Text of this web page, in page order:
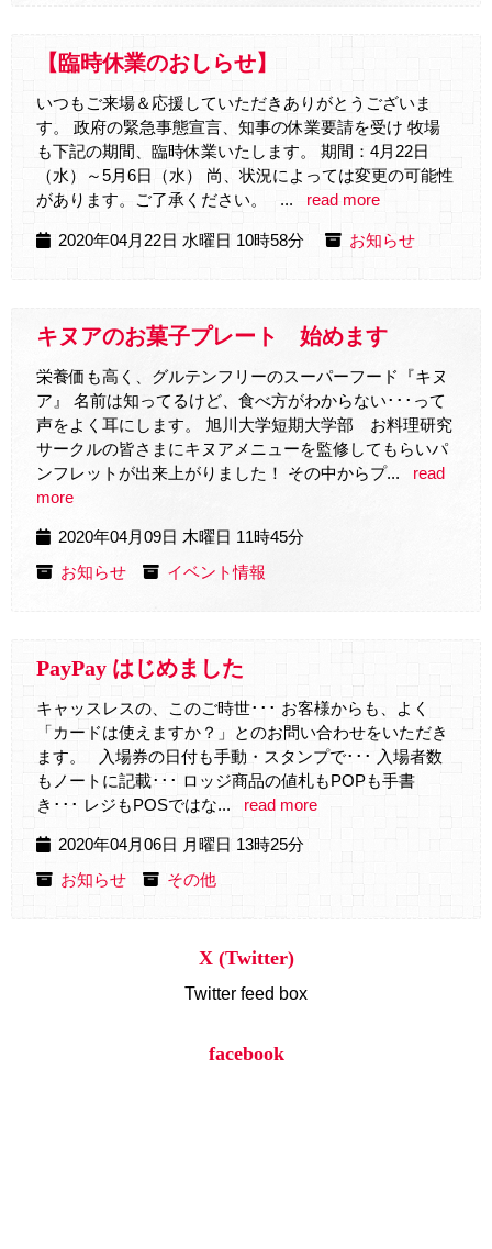
【臨時休業のおしらせ】
いつもご来場＆応援していただきありがとうございま
す。 政府の緊急事態宣言、知事の休業要請を受け 牧場
も下記の期間、臨時休業いたします。 期間：4月22日
（水）～5月6日（水） 尚、状況によっては変更の可能性
があります。ご了承ください。 ...
read more
2020年04月22日 水曜日 10時58分 お知らせ
キヌアのお菓子プレート 始めます
栄養価も高く、グルテンフリーのスーパーフード『キヌ
ア』 名前は知ってるけど、食べ方がわからない･･･って
声をよく耳にします。 旭川大学短期大学部 お料理研究
サークルの皆さまにキヌアメニューを監修してもらいパ
ンフレットが出来上がりました！ その中からプ...
read
more
2020年04月09日 木曜日 11時45分
お知らせ
イベント情報
PayPay はじめました
キャッスレスの、このご時世･･･ お客様からも、よく
「カードは使えますか？」とのお問い合わせをいただき
ます。 入場券の日付も手動・スタンプで･･･ 入場者数
もノートに記載･･･ ロッジ商品の値札もPOPも手書
き･･･ レジもPOSではな...
read more
2020年04月06日 月曜日 13時25分
お知らせ
その他
X (Twitter)
Twitter feed box
facebook